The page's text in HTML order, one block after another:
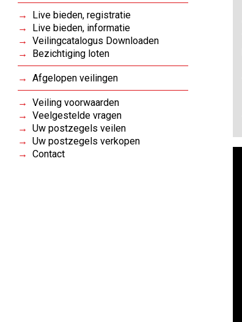
Live bieden, registratie
Live bieden, informatie
Veilingcatalogus Downloaden
Bezichtiging loten
Afgelopen veilingen
Veiling voorwaarden
Veelgestelde vragen
Uw postzegels veilen
Uw postzegels verkopen
Contact